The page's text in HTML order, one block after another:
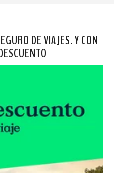
DE VIAJES. Y CON